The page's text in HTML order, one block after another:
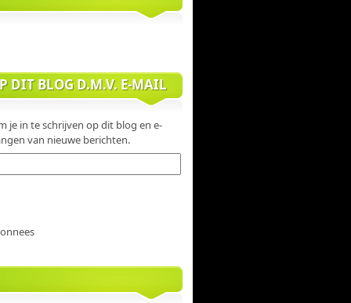
DIT BLOG D.M.V. E-MAIL
je in te schrijven op dit blog en e-
van nieuwe berichten.